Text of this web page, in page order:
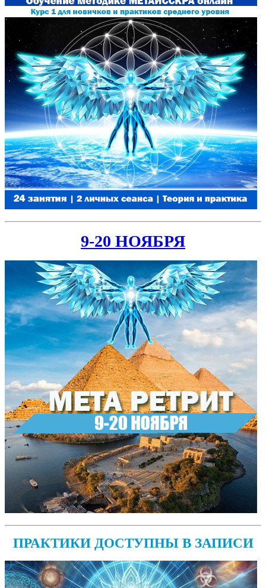
9-20 НОЯБРЯ
ПРАКТИКИ ДОСТУПНЫ В ЗАПИСИ